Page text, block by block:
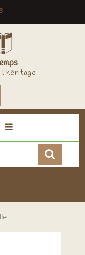
My
Account
l'héritage